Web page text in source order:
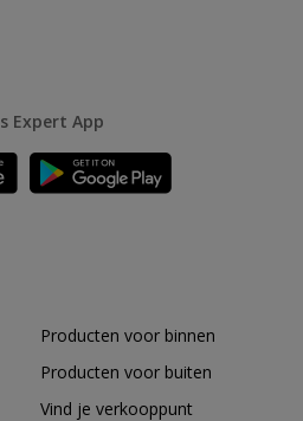
Expert App
Producten voor binnen
Producten voor buiten
Vind je verkooppunt